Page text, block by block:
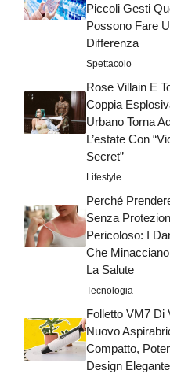
Piccoli Gesti
Possono Fare
Differenza
Spettacolo
Rose Villain E
Coppia
Urbano Torna
L’estate Con
Secret”
Lifestyle
Perché
Senza
Pericoloso: I
Che
La Salute
Tecnologia
Folletto VM7 Di
Nuovo
Compatto,
Design